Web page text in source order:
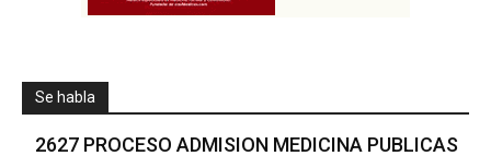
Se habla
2627 PROCESO ADMISION MEDICINA PUBLICAS